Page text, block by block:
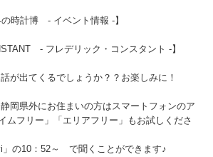
時計博 - イベント情報 -】
- フレデリック・コンスタント -】
が出てくるでしょうか？？お楽しみに！
岡県外にお住まいの方はスマートフォンのア
ムフリー」「エリアフリー」もお試しくださ
」の10：52～ で聞くことができます♪